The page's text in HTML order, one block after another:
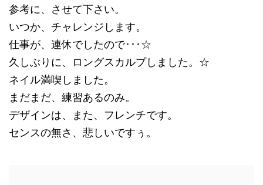
参考に、させて下さい。
いつか、チャレンジします。
仕事が、連休でしたので･･･☆
久しぶりに、ロングスカルプしました。☆
ネイル満喫しました。
まだまだ、練習あるのみ。
デザインは、また、フレンチです。
センスの無さ、悲しいですぅ。